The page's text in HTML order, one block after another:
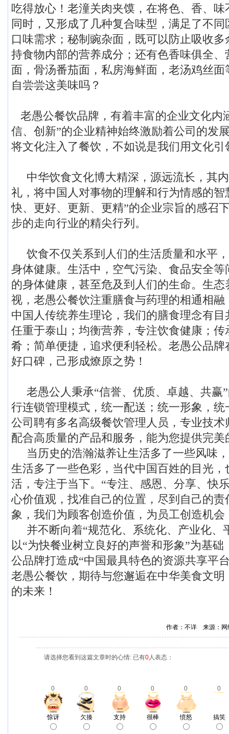
吃得放心！老潼关肉夹馍，在将色、香、
同时，又形成了几种复合味型，满足了不
口味需求；秘制豌杂面，既可以防止吸收
持食物内部的营养成分；还有色香味俱全
面，骨汤番茄面，私房海鲜面，老汤鸡丝
自尝尝这美味吗？
老愚公餐饮品牌，有着丰富的企业文化内
信、创新”的企业精神始终激励着公司的发
将文化注入了餐饮，不如说是我们用文化引
中华饮食文化博大精深，源远流长，其
礼，将中国人对事物的理解和行为情感的智
快、更好、更新、更精”的企业宗旨的感召
步的走向行业的精尖行列。
饮食不仅关系到人们的生活质量和水平
身体健康。生活中，空气污染、食品安全
的身体健康，甚至危及到人们的生命。生
视，老愚公餐饮注重膳食与药理的相通相
中国人传统养生理论，我们的膳食理念有
任重于泰山；均衡营养，专注饮食健康；
肴；简单便捷，追求便利轻松。老愚公品
好口碑，己形成燎原之势！
老愚公人秉承“信誉、优质、卓越、共赢
行连锁管理模式，统一配送；统一形象，
公司聘有多名高级餐饮管理人员，专业技
配合高质量的产品和服务，能为您提供完美
当历史的浩瀚滋养让生活多了一些风味
生活多了一些色彩，当代中国百姓的目光
活，专注于当下。“专注、感恩、分享、快
心价值观，找准自己的位置，尽到自己的
象，我们为顾客创造价值，为员工创造机
并不断向着“规范化、系统化、产业化、
以“为快餐业树立良好的声誉和形象”为基
公品牌打造成“中国最具特色的资源共享平
老愚公餐饮，期待与您邂逅在中华美食文
的未来！
作者：不详 来源：
请选择您看到这篇文章时的心情: 已有0人表态：
0 0 0 0 0 0
惊讶 欠揍 支持 很棒 愤怒 搞笑